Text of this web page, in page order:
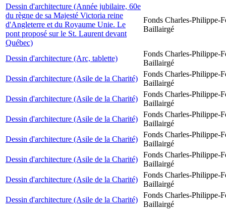
Dessin d'architecture (Année jubilaire, 60e
du règne de sa Majesté Victoria reine
d'Angleterre et du Royaume Unie. Le
pont proposé sur le St. Laurent devant
Québec)
Fonds Charles-Philippe-
Baillairgé
Dessin d'architecture (Arc, tablette)
Fonds Charles-Philippe-
Baillairgé
Dessin d'architecture (Asile de la Charité)
Fonds Charles-Philippe-
Baillairgé
Dessin d'architecture (Asile de la Charité)
Fonds Charles-Philippe-
Baillairgé
Dessin d'architecture (Asile de la Charité)
Fonds Charles-Philippe-
Baillairgé
Dessin d'architecture (Asile de la Charité)
Fonds Charles-Philippe-
Baillairgé
Dessin d'architecture (Asile de la Charité)
Fonds Charles-Philippe-
Baillairgé
Dessin d'architecture (Asile de la Charité)
Fonds Charles-Philippe-
Baillairgé
Dessin d'architecture (Asile de la Charité)
Fonds Charles-Philippe-
Baillairgé